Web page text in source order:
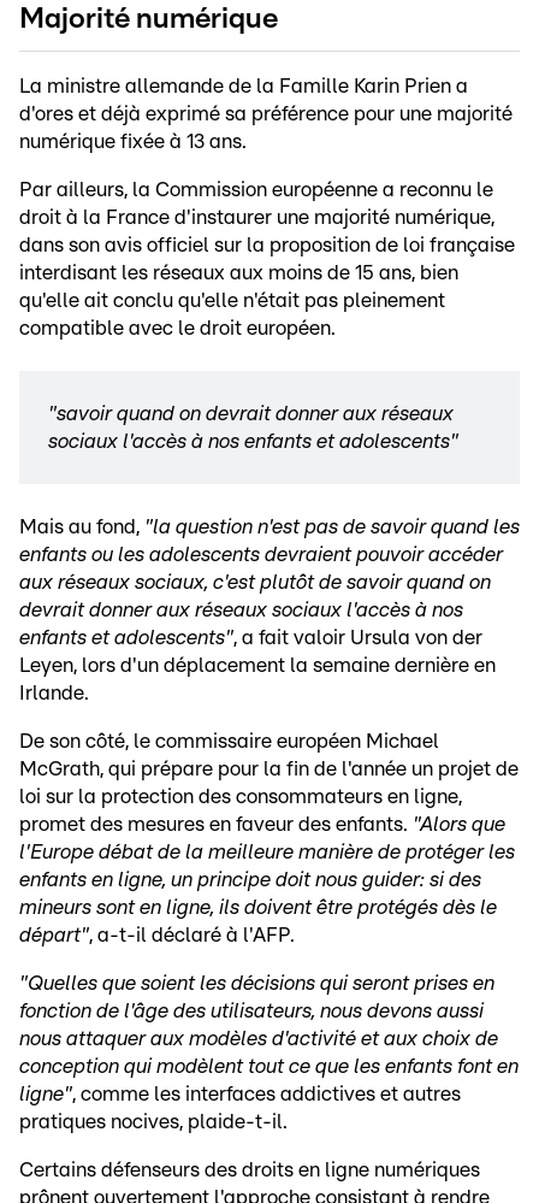
Majorité numérique
La ministre allemande de la Famille Karin Prien a
d'ores et déjà exprimé sa préférence pour une majorité
numérique fixée à 13 ans.
Par ailleurs, la Commission européenne a reconnu le
droit à la France d'instaurer une majorité numérique,
dans son avis officiel sur la proposition de loi française
interdisant les réseaux aux moins de 15 ans, bien
qu'elle ait conclu qu'elle n'était pas pleinement
compatible avec le droit européen.
"savoir quand on devrait donner aux réseaux
sociaux l'accès à nos enfants et adolescents"
Mais au fond, "la question n'est pas de savoir quand les
enfants ou les adolescents devraient pouvoir accéder
aux réseaux sociaux, c'est plutôt de savoir quand on
devrait donner aux réseaux sociaux l'accès à nos
enfants et adolescents", a fait valoir Ursula von der
Leyen, lors d'un déplacement la semaine dernière en
Irlande.
De son côté, le commissaire européen Michael
McGrath, qui prépare pour la fin de l'année un projet de
loi sur la protection des consommateurs en ligne,
promet des mesures en faveur des enfants. "Alors que
l'Europe débat de la meilleure manière de protéger les
enfants en ligne, un principe doit nous guider: si des
mineurs sont en ligne, ils doivent être protégés dès le
départ", a-t-il déclaré à l'AFP.
"Quelles que soient les décisions qui seront prises en
fonction de l'âge des utilisateurs, nous devons aussi
nous attaquer aux modèles d'activité et aux choix de
conception qui modèlent tout ce que les enfants font en
ligne", comme les interfaces addictives et autres
pratiques nocives, plaide-t-il.
Certains défenseurs des droits en ligne numériques
prônent ouvertement l'approche consistant à rendre